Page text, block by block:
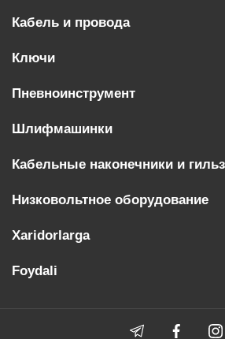
Кабель и провода
Ключи
Пневноинструмент
Шлифмашинки
Кабельные наконечники и
Низковольтное оборудование
Xaridorlarga
Foydali